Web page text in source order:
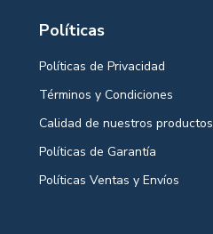
Políticas
Políticas de Privacidad
Términos y Condiciones
Calidad de nuestros productos
Políticas de Garantía
Políticas Ventas y Envíos